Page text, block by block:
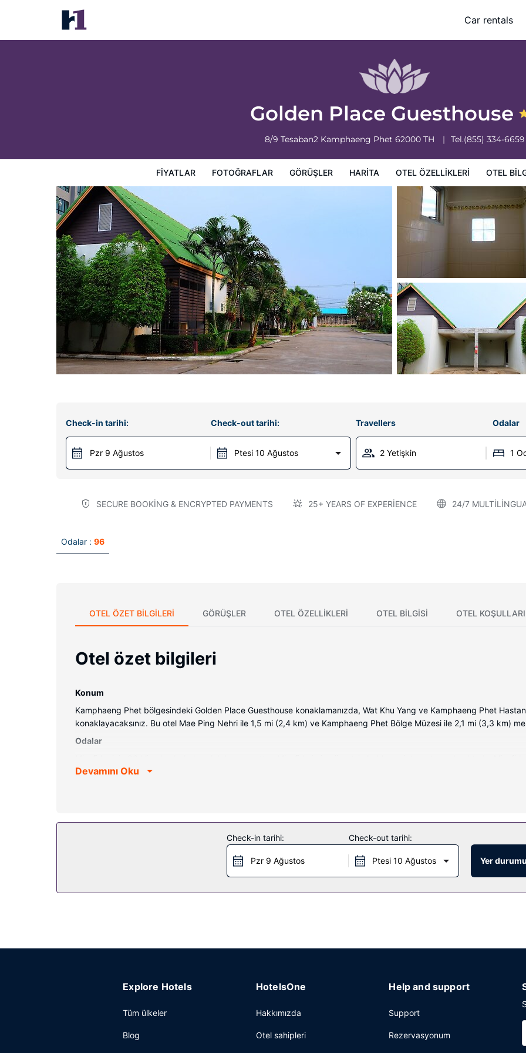
Car rentals
Golden Place Guesthouse
8/9 Tesaban2 Kamphaeng Phet 62000 TH Tel.(855) 334-6659
FIYATLAR FOTOĞRAFLAR GÖRÜŞLER HARITA OTEL ÖZELLIKLERI OTEL
Golden Place Guesthouse
Fiyatlar
Check-in tarihi:
Pzr 9 Ağustos
Check-out tarihi:
Ptesi 10 Ağustos
Travellers Odalar
2 Yetişkin 1
SECURE BOOKING & ENCRYPTED PAYMENTS 25+ YEARS OF EXPERIENCE 24/7
Odalar : 96
OTEL ÖZET BILGILERI GÖRÜŞLER OTEL ÖZELLIKLERI OTEL BILGISI OTEL KOŞULLARI
Otel özet bilgileri
Konum
Kamphaeng Phet bölgesindeki Golden Place Guesthouse konaklamanızda, Wat Khu Yang ve Kamphaeng Phet
konaklayacaksınız. Bu otel Mae Ping Nehri ile 1,5 mi (2,4 km) ve Kamphaeng Phet Bölge Müzesi ile 2,1 mi (3,3 km)
Odalar
kanalları vardır. Banyolarda duş kabini ve ücretsiz banyo/kozmetik ürünleri vardır. Misafirlerimize ücretsiz şişe su gibi
Misafirlere her gün 7 ve 10 arasında ücretli açık büfe kahvaltı servisi yapılmaktadır.
Devamını Oku
Check-in tarihi:
Pzr 9 Ağustos
Check-out tarihi:
Ptesi 10 Ağustos Yer
Explore Hotels
Tüm ülkeler
Blog
HotelsOne
Hakkımızda
Otel sahipleri
Help and support
Support
Rezervasyonum